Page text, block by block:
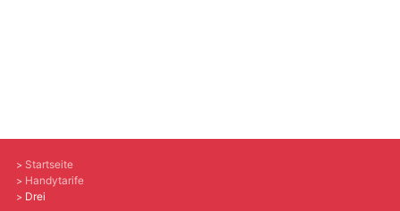
Startseite
Handytarife
Drei